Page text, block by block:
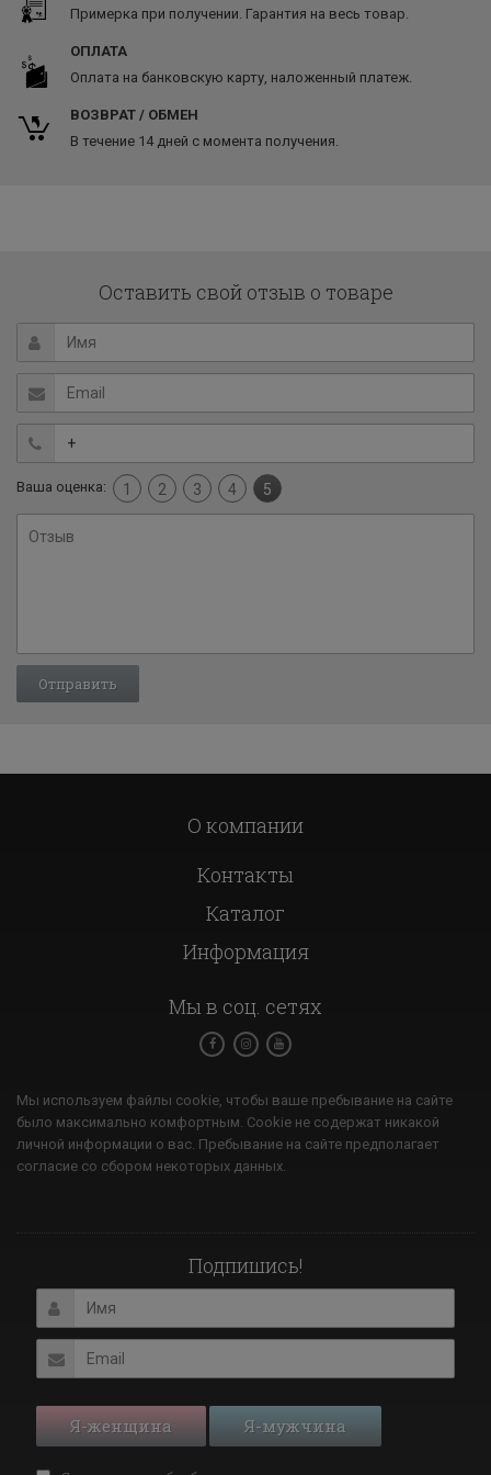
Примерка при получении. Гарантия на весь товар.
ОПЛАТА
Оплата на банковскую карту, наложенный платеж.
ВОЗВРАТ / ОБМЕН
В течение 14 дней с момента получения.
Оставить свой отзыв о товаре
Ваша оценка: 1 2 3 4 5
О компании
Контакты
Каталог
Информация
Мы в соц. сетях
Мы используем файлы cookie, чтобы ваше пребывание на сайте
было максимально комфортным. Cookie не содержат никакой
личной информации о вас. Пребывание на сайте предполагает
согласие со сбором некоторых данных.
Подпишись!
Я-женщина Я-мужчина